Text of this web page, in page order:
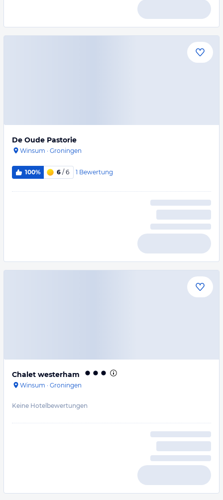
De Oude Pastorie
Winsum · Groningen
100% 6 / 6 1 Bewertung
Chalet westerham
Winsum · Groningen
Keine Hotelbewertungen